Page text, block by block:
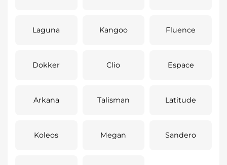
Laguna Kangoo Fluence
Dokker Clio Espace
Arkana Talisman Latitude
Koleos Megan Sandero